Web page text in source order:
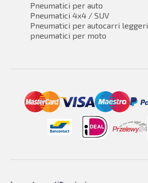
Pneumatici per auto
Pneumatici 4x4 / SUV
Pneumatici per autocarri leggeri
pneumatici per moto